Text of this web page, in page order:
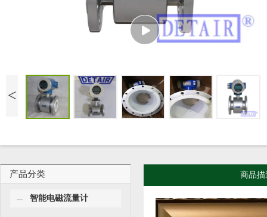
<
产品分类
智能电磁流量计
商品描